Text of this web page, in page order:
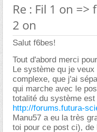
Re : Fil 1 on
2 on
Salut f6bes!
Tout d'abord merci
Le système qu je
complexe, que j'ai
qui marche avec le
totalité du système
http://forums.futura-
Manu57 a eu la très
toi pour ce post ci),